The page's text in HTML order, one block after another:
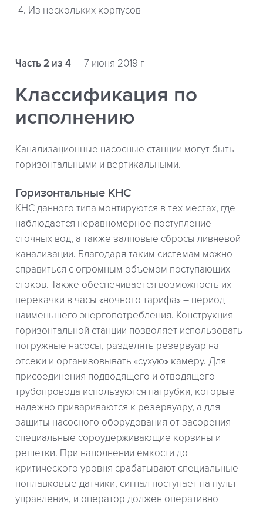
4. Из нескольких корпусов
Часть 2 из 4 7 июня 2019 г
Классификация по
исполнению
Канализационные насосные станции могут быть
горизонтальными и вертикальными.
Горизонтальные КНС
КНС данного типа монтируются в тех местах, где
наблюдается неравномерное поступление
сточных вод, а также залповые сбросы ливневой
канализации. Благодаря таким системам можно
справиться с огромным объемом поступающих
стоков. Также обеспечивается возможность их
перекачки в часы «ночного тарифа» – период
наименьшего энергопотребления. Конструкция
горизонтальной станции позволяет использовать
погружные насосы, разделять резервуар на
отсеки и организовывать «сухую» камеру. Для
присоединения подводящего и отводящего
трубопровода используются патрубки, которые
надежно привариваются к резервуару, а для
защиты насосного оборудования от засорения -
специальные сороудерживающие корзины и
решетки. При наполнении емкости до
критического уровня срабатывают специальные
поплавковые датчики, сигнал поступает на пульт
управления, и оператор должен оперативно